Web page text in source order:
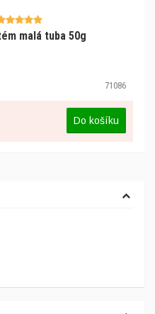
malá tuba 50g
71086
Do košíku